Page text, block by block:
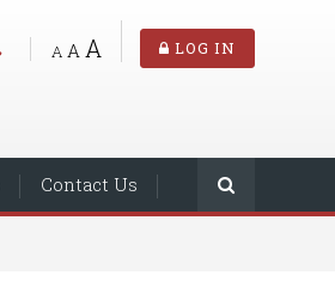
LOG IN
A A A
Contact Us